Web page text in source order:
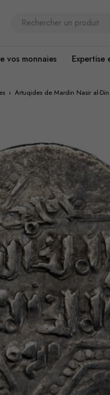
vos monnaies Expertise
› Artuqides de Mardin Nasir al-